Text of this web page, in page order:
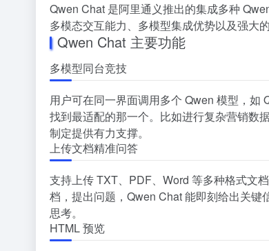
Qwen Chat 是阿里通义推出的集成多种
多模态交互能力、多模型集成优势以及强大
Qwen Chat 主要功能
多模型同台竞技
用户可在同一界面调用多个 Qwen 模型，如
找到最适配的那一个。比如进行复杂营销数
制定提供有力支撑。
上传文档精准问答
支持上传 TXT、PDF、Word 等多种格式文
档，提出问题，Qwen Chat 能即刻给出关
思考。
HTML 预览